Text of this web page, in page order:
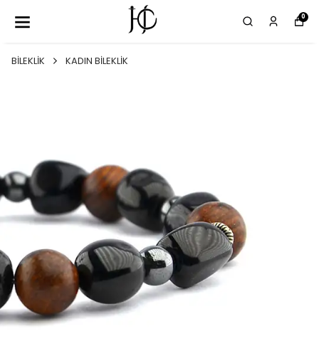
0
BİLEKLİK KADIN BİLEKLİK